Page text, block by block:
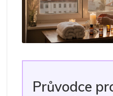
Průvodce